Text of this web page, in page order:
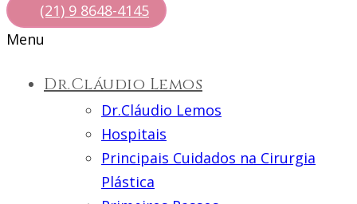
(21) 9 8648-4145
Menu
Dr.Cláudio Lemos
Dr.Cláudio Lemos
Hospitais
Principais Cuidados na Cirurgia
Plástica